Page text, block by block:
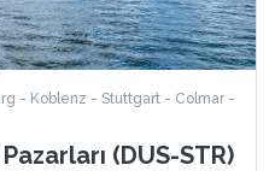
- Koblenz - Stuttgart - Colmar -
(DUS-STR)